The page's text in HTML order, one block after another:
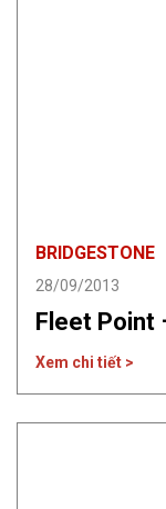
BRIDGESTONE
28/09/2013
Fleet Point
Xem chi tiết >